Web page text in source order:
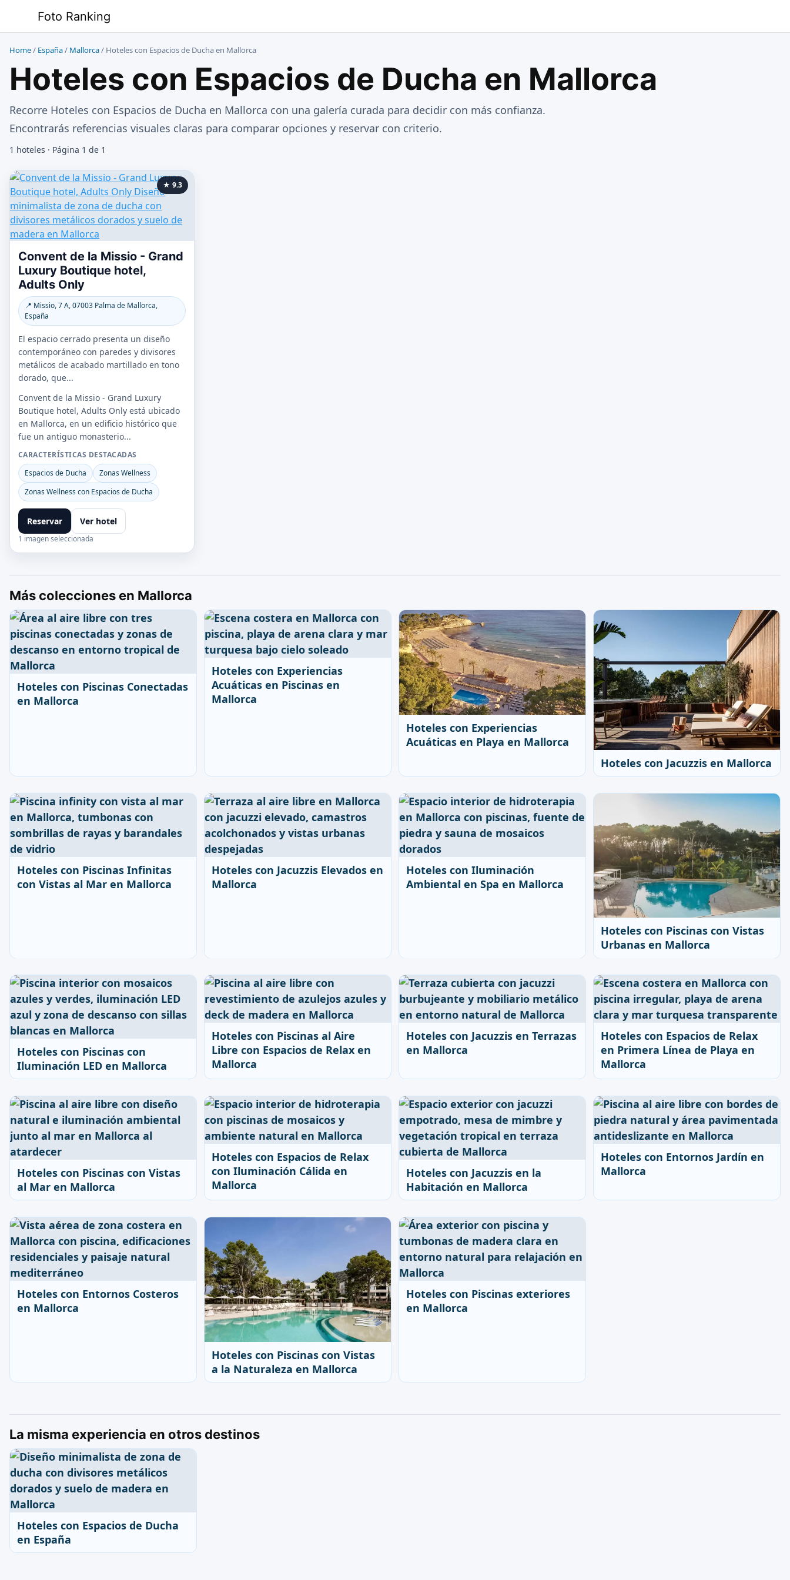
contenido
Foto Ranking
Home/ España/ Mallorca/ Hoteles con Espacios de Ducha en Mallorca
Hoteles con Espacios de Ducha en Mallorca
Recorre Hoteles con Espacios de Ducha en Mallorca con una galería curada para decidir con más confianza.
Encontrarás referencias visuales claras para comparar opciones y reservar con criterio.
1 hoteles · Página 1 de 1
★ 9.3
Convent de la Missio - Grand
Luxury Boutique hotel,
Adults Only
📍 Missio, 7 A, 07003 Palma de Mallorca,
España
El espacio cerrado presenta un diseño
contemporáneo con paredes y divisores
metálicos de acabado martillado en tono
dorado, que...
Convent de la Missio - Grand Luxury
Boutique hotel, Adults Only está ubicado
en Mallorca, en un edificio histórico que
fue un antiguo monasterio...
CARACTERÍSTICAS DESTACADAS
Espacios de Ducha
Zonas Wellness
Zonas Wellness con Espacios de Ducha
Reservar Ver hotel
1 imagen seleccionada
Más colecciones en Mallorca
Hoteles con Piscinas Conectadas
en Mallorca
Hoteles con Experiencias
Acuáticas en Piscinas en
Mallorca
Hoteles con Experiencias
Acuáticas en Playa en Mallorca
Hoteles con Jacuzzis en Mallorca
Hoteles con Piscinas Infinitas
con Vistas al Mar en Mallorca
Hoteles con Jacuzzis Elevados en
Mallorca
Hoteles con Iluminación
Ambiental en Spa en Mallorca
Hoteles con Piscinas con Vistas
Urbanas en Mallorca
Hoteles con Piscinas con
Iluminación LED en Mallorca
Hoteles con Piscinas al Aire
Libre con Espacios de Relax en
Mallorca
Hoteles con Jacuzzis en Terrazas
en Mallorca
Hoteles con Espacios de Relax
en Primera Línea de Playa en
Mallorca
Hoteles con Piscinas con Vistas
al Mar en Mallorca
Hoteles con Espacios de Relax
con Iluminación Cálida en
Mallorca
Hoteles con Jacuzzis en la
Habitación en Mallorca
Hoteles con Entornos Jardín en
Mallorca
Hoteles con Entornos Costeros
en Mallorca
Hoteles con Piscinas con Vistas
a la Naturaleza en Mallorca
Hoteles con Piscinas exteriores
en Mallorca
La misma experiencia en otros destinos
Hoteles con Espacios de Ducha
en España